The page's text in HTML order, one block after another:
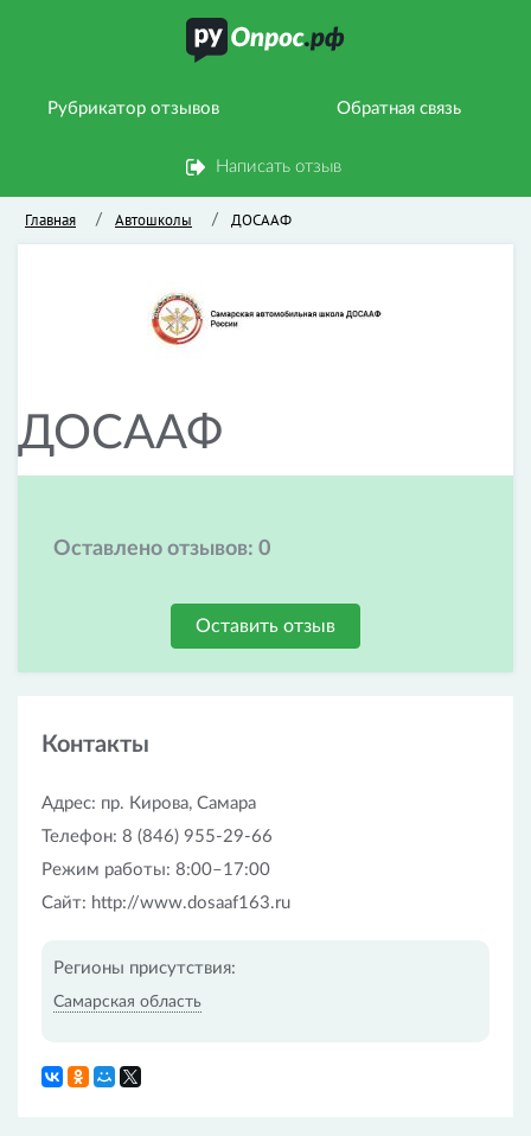
Рубрикатор отзывов Обратная связь
Написать отзыв
Главная / Автошколы / ДОСААФ
ДОСААФ
Оставлено отзывов: 0
Оставить отзыв
Контакты
Адрес: пр. Кирова, Самара
Телефон: 8 (846) 955-29-66
Режим работы: 8:00–17:00
Сайт: http://www.dosaaf163.ru
Регионы присутствия:
Самарская область